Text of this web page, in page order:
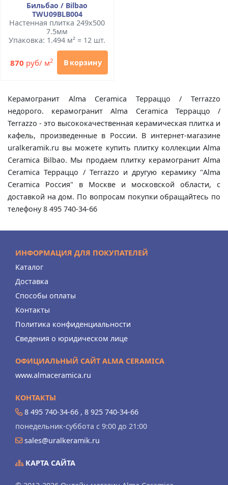
Бильбао / Bilbao
TWU09BLB004
Настенная плитка 249x500
7.5мм
Упаковка: 1.494 м² = 12 шт.
870 руб/ м2 В корзину
Керамогранит Alma Ceramica Терраццо / Terrazzo
недорого. керамогранит Alma Ceramica Терраццо /
Terrazzo - это высококачественная керамическая плитка и
кафель, произведенные в России. В интернет-магазине
uralkeramik.ru вы можете купить плитку коллекции Alma
Ceramica Bilbao. Мы продаем плитку керамогранит Alma
Ceramica Терраццо / Terrazzo и другую керамику "Alma
Ceramica Россия" в Москве и московской области, с
доставкой на дом. По вопросам покупки обращайтесь по
телефону 8 495 740-34-66
ИНФОРМАЦИЯ ДЛЯ ПОКУПАТЕЛЕЙ
Каталог
Доставка
Способы оплаты
Контакты
Политика конфиденциальности
Сведения о юридическом лице
ОФИЦИАЛЬНЫЙ САЙТ ALMA CERAMICA
www.almaceramica.ru
КОНТАКТЫ
8 495 740-34-66 , 8 925 740-34-66
понедельник-суббота с 9:00 до 21:00
sales@uralkeramik.ru
КАРТА САЙТА